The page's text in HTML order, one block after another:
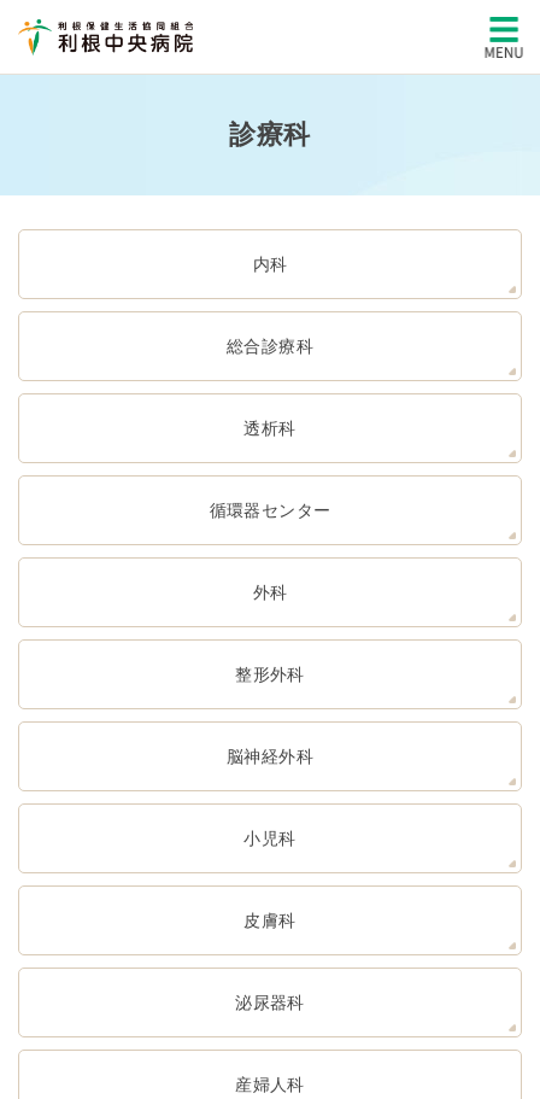
診療科
内科
総合診療科
透析科
循環器センター
外科
整形外科
脳神経外科
小児科
皮膚科
泌尿器科
産婦人科